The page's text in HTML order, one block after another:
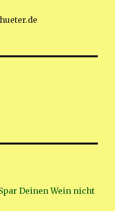
Deinen Wein nicht